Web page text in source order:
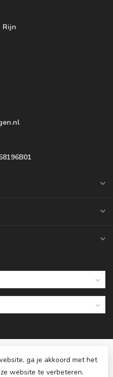
Rijn
ga je akkoord met het
website te verbeteren.